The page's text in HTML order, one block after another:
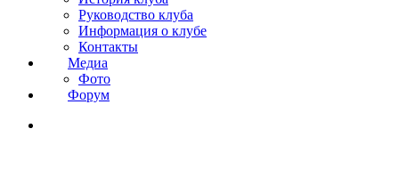
Руководство клуба
Информация о клубе
Контакты
Медиа
Фото
Форум